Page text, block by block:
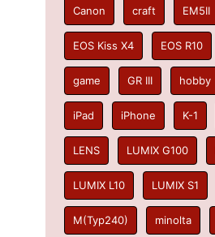
Canon craft EM5II
EOS Kiss X4 EOS R10
game GR III hobby
iPad iPhone K-1
LENS LUMIX G100
LUMIX L10 LUMIX S1
M(Typ240) minolta